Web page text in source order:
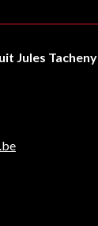
Jules Tacheny